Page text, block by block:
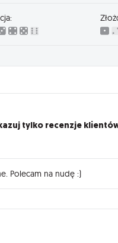
tylko recenzje
Polecam na nudę :)